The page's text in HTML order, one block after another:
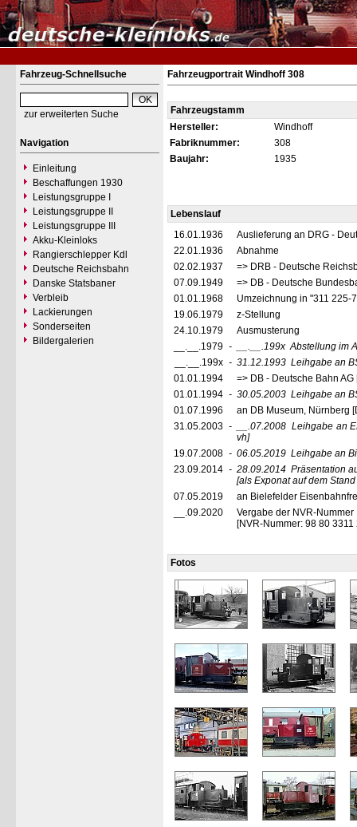
Fahrzeug-Schnellsuche
zur erweiterten Suche
Navigation
Einleitung
Beschaffungen 1930
Leistungsgruppe I
Leistungsgruppe II
Leistungsgruppe III
Akku-Kleinloks
Rangierschlepper Kdl
Deutsche Reichsbahn
Danske Statsbaner
Verbleib
Lackierungen
Sonderseiten
Bildergalerien
Fahrzeugportrait Windhoff 308
Fahrzeugstamm
Hersteller:
Windhoff
Fabriknummer:
308
Baujahr:
1935
Lebenslauf
16.01.1936
Auslieferung an DRG -
22.01.1936
Abnahme
02.02.1937
=> DRB - Deutsche
07.09.1949
=> DB - Deutsche
01.01.1968
Umzeichnung in "311 225-
19.06.1979
z-Stellung
24.10.1979
Ausmusterung
__.__.1979 - __.__.199x Abstellung im
__.__.199x - 31.12.1993 Leihgabe an
01.01.1994
=> DB - Deutsche Bahn
01.01.1994 - 30.05.2003 Leihgabe an
01.07.1996
an DB Museum, Nürnberg
31.05.2003 - __.07.2008 Leihgabe an
vh]
19.07.2008 - 06.05.2019 Leihgabe an
23.09.2014 - 28.09.2014 Präsentation
[als Exponat auf dem
07.05.2019
an Bielefelder
__.09.2020
Vergabe der NVR-Nummer
[NVR-Nummer: 98 80
Fotos